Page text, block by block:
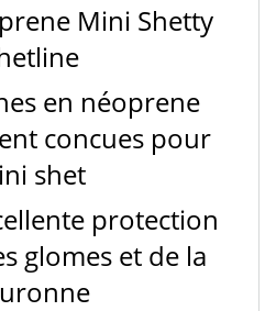
Mini Shetty
en néoprene
concues pour
shet
protection
glomes et de la